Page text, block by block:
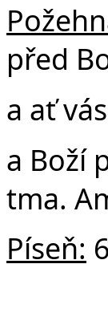
před
a ať
a Boží
tma.
Píseň: